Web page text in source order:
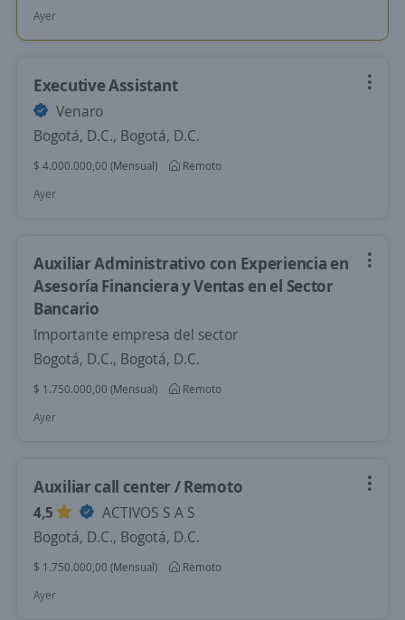
Ayer
Executive Assistant
Venaro
Bogotá, D.C., Bogotá, D.C.
$ 4.000.000,00 (Mensual)
Remoto
Ayer
Auxiliar Administrativo con Experiencia en
Asesoría Financiera y Ventas en el Sector
Bancario
Importante empresa del sector
Bogotá, D.C., Bogotá, D.C.
$ 1.750.000,00 (Mensual)
Remoto
Ayer
Auxiliar call center / Remoto
4,5
ACTIVOS S A S
Bogotá, D.C., Bogotá, D.C.
$ 1.750.000,00 (Mensual)
Remoto
Ayer